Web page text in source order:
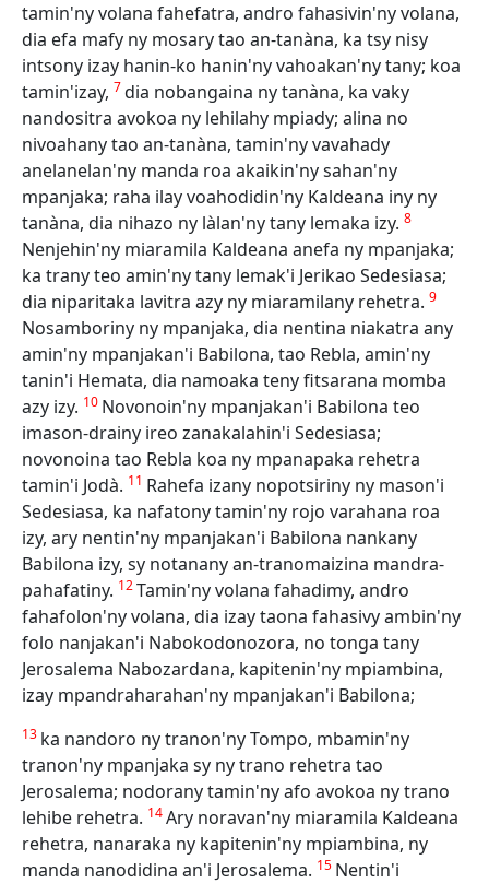
tamin'ny volana fahefatra, andro fahasivin'ny volana,
dia efa mafy ny mosary tao an-tanàna, ka tsy nisy
intsony izay hanin-ko hanin'ny vahoakan'ny tany; koa
tamin'izay, 7dia nobangaina ny tanàna, ka vaky
nandositra avokoa ny lehilahy mpiady; alina no
nivoahany tao an-tanàna, tamin'ny vavahady
anelanelan'ny manda roa akaikin'ny sahan'ny
mpanjaka; raha ilay voahodidin'ny Kaldeana iny ny
tanàna, dia nihazo ny làlan'ny tany lemaka izy. 8
Nenjehin'ny miaramila Kaldeana anefa ny mpanjaka;
ka trany teo amin'ny tany lemak'i Jerikao Sedesiasa;
dia niparitaka lavitra azy ny miaramilany rehetra. 9
Nosamboriny ny mpanjaka, dia nentina niakatra any
amin'ny mpanjakan'i Babilona, tao Rebla, amin'ny
tanin'i Hemata, dia namoaka teny fitsarana momba
azy izy. 10 Novonoin'ny mpanjakan'i Babilona teo
imason-drainy ireo zanakalahin'i Sedesiasa;
novonoina tao Rebla koa ny mpanapaka rehetra
tamin'i Jodà. 11 Rahefa izany nopotsiriny ny mason'i
Sedesiasa, ka nafatony tamin'ny rojo varahana roa
izy, ary nentin'ny mpanjakan'i Babilona nankany
Babilona izy, sy notanany an-tranomaizina mandra-
pahafatiny. 12Tamin'ny volana fahadimy, andro
fahafolon'ny volana, dia izay taona fahasivy ambin'ny
folo nanjakan'i Nabokodonozora, no tonga tany
Jerosalema Nabozardana, kapitenin'ny mpiambina,
izay mpandraharahan'ny mpanjakan'i Babilona;
13 ka nandoro ny tranon'ny Tompo, mbamin'ny
tranon'ny mpanjaka sy ny trano rehetra tao
Jerosalema; nodorany tamin'ny afo avokoa ny trano
lehibe rehetra. 14Ary noravan'ny miaramila Kaldeana
rehetra, nanaraka ny kapitenin'ny mpiambina, ny
manda nanodidina an'i Jerosalema. 15 Nentin'i